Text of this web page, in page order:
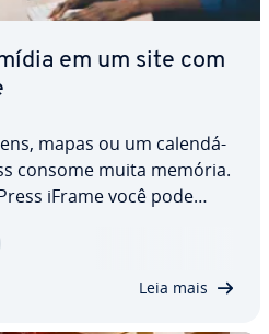
em um site com
mapas ou um ca­len­dá­
consome muita memória.
iFrame você pode
sua bi­bli­o­teca de mídia.
Leia mais